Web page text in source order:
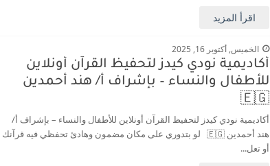
اقرأ المزيد
الخميس, أكتوبر 16, 2025
أكاديمية نودي كيدز لتحفيظ القرآن أونلاين
للأطفال والنساء – بإشراف أ/ هند أحمدين
🇪🇬
أكاديمية نودي كيدز لتحفيظ القرآن أونلاين للأطفال والنساء – بإشراف أ/
هند أحمدين 🇪🇬 لو بتدوري على مكان مضمون وهادئ تحفظي فيه قرآنك
أو تعل...